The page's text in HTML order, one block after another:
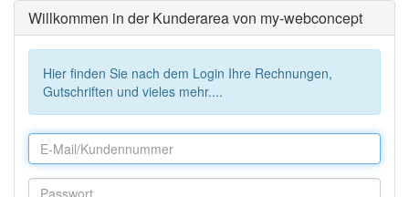
Willkommen in der Kunderarea von my-webconcept
Hier finden Sie nach dem Login Ihre Rechnungen,
Gutschriften und vieles mehr....